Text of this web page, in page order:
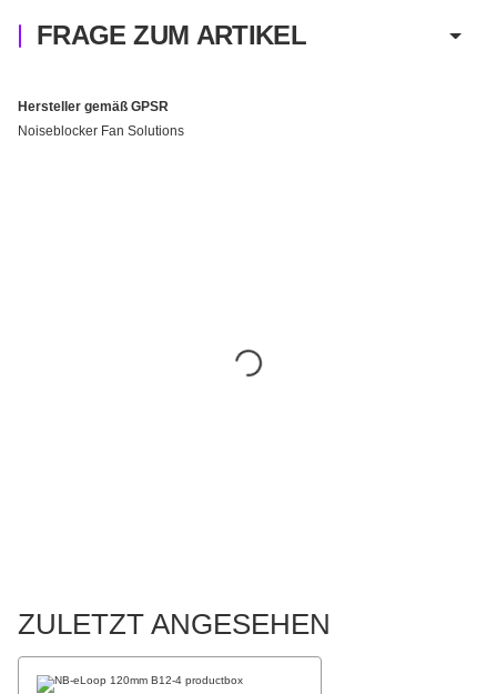
FRAGE ZUM ARTIKEL
Hersteller gemäß GPSR
Noiseblocker Fan Solutions
ZULETZT ANGESEHEN